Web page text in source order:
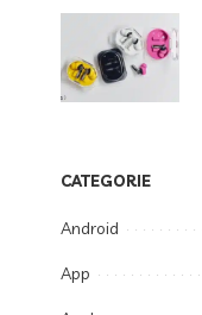
CATEGORIE
Android
App